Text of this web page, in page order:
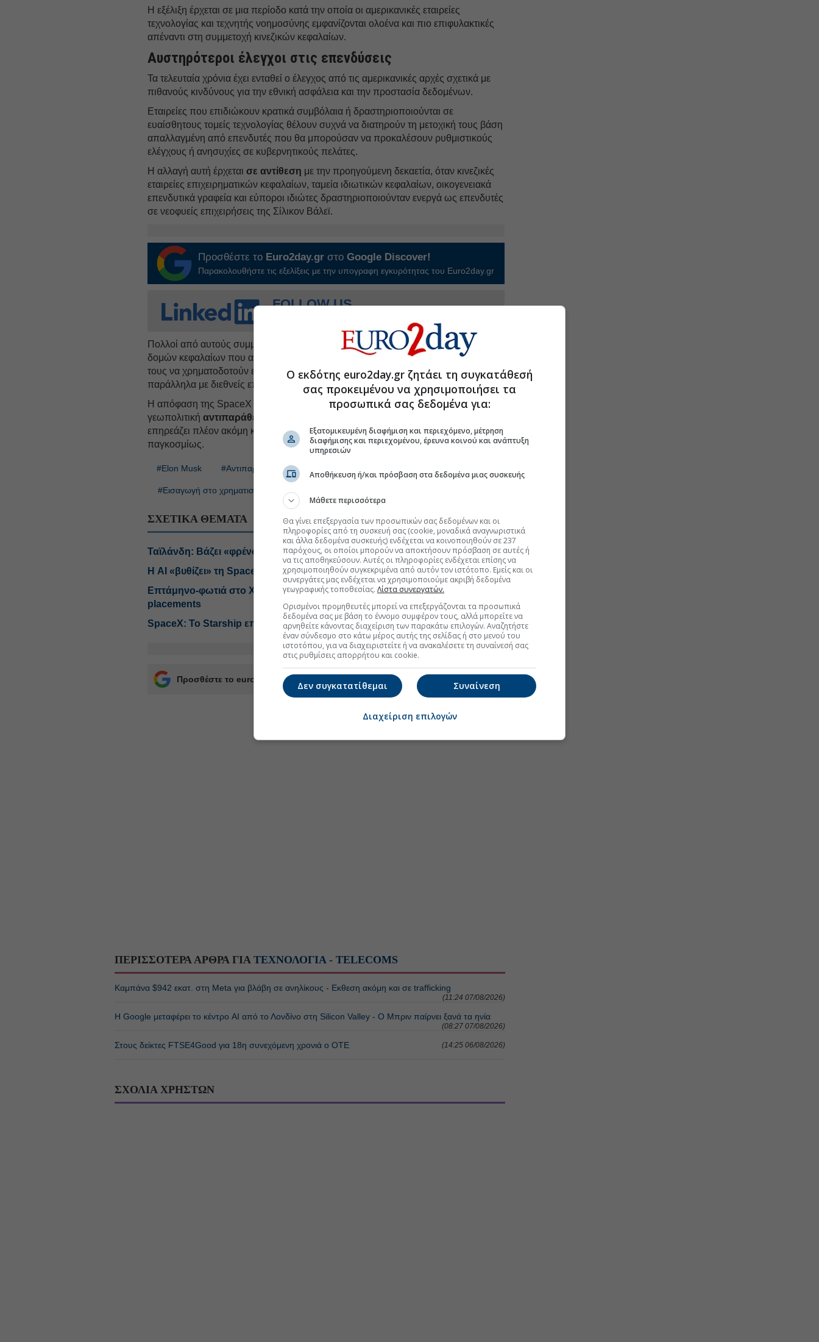
Η εξέλιξη έρχεται σε μια περίοδο κατά την οποία οι αμερικανικές εταιρείες
τεχνολογίας και τεχνητής νοημοσύνης εμφανίζονται ολοένα και πιο επιφυλακτικές
απέναντι στη συμμετοχή κινεζικών κεφαλαίων.
Αυστηρότεροι έλεγχοι στις επενδύσεις
Τα τελευταία χρόνια έχει ενταθεί ο έλεγχος από τις αμερικανικές αρχές σχετικά με
πιθανούς κινδύνους για την εθνική ασφάλεια και την προστασία δεδομένων.
Εταιρείες που επιδιώκουν κρατικά συμβόλαια ή δραστηριοποιούνται σε
ευαίσθητους τομείς τεχνολογίας θέλουν συχνά να διατηρούν τη μετοχική τους βάση
απαλλαγμένη από επενδυτές που θα μπορούσαν να προκαλέσουν ρυθμιστικούς
ελέγχους ή ανησυχίες σε κυβερνητικούς πελάτες.
Η αλλαγή αυτή έρχεταισε αντίθεση με την προηγούμενη δεκαετία, όταν κινεζικές
εταιρείες επιχειρηματικών κεφαλαίων, ταμεία ιδιωτικών κεφαλαίων, οικογενειακά
επενδυτικά γραφεία και εύποροι ιδιώτες δραστηριοποιούνταν ενεργά ως επενδυτές
σε νεοφυείς επιχειρήσεις της Σίλικον Βάλεϊ.
Προσθέστε το Euro2day.gr στοGoogle Discover!
Παρακολουθήστε τις εξελίξεις με την υπογραφη εγκυρότητας του Euro2day.gr
FOLLOW US
Euro2day.gr
Πολλοί από αυτούς συμμετείχαν μέσω υπεράκτιων εταιρειών ειδικού σκοπού και
δομών κεφαλαίων που απέκρυπταν την τελική πηγή των κεφαλαίων, επιτρέποντάς
τους να χρηματοδοτούν εταιρείες τεχνολογίας με υψηλούς ρυθμούς ανάπτυξης
παράλληλα με διεθνείς επενδυτές.
Η απόφαση της SpaceX υπογραμμίζει τη συνεχιζόμενη τεχνολογική και
γεωπολιτικήαντιπαράθεση
επηρεάζει πλέον ακόμη και τις μεγαλύτερες χρηματιστηριακές συναλλαγές
παγκοσμίως.
#Elon Musk #Αντιπαράθεση ΗΠΑ-Κίνας
#Εισαγωγή στο χρηματιστήριο
ΣΧΕΤΙΚΑ ΘΕΜΑΤΑ
Ταϊλάνδη: Βάζει «φρένο» στη SpaceX για τις δορυφορικές τηλεπικοινωνίες
Η AI «βυθίζει» τη SpaceX, πτώση 7% μετά το άλμα στις δαπάνες
Επτάμηνο-φωτιά στο ΧΑ με 8,6 δισ. από ΑΜΚ, IPOs, ομόλογα και
placements
SpaceX: Το Starship επιστρέφει στην εξέδρα εκτόξευσης
Προσθέστε το euro2day.gr στο Discover
ΠΕΡΙΣΣΟΤΕΡΑ ΑΡΘΡΑ ΓΙΑ ΤΕΧΝΟΛΟΓΙΑ - TELECOMS
Καμπάνα $942 εκατ. στη Meta για βλάβη σε ανηλίκους - Εκθεση ακόμη και σε trafficking
(11:24 07/08/2026)
Η Google μεταφέρει το κέντρο AI από το Λονδίνο στη Silicon Valley - Ο Μπριν παίρνει ξανά τα ηνία
(08:27 07/08/2026)
Στους δείκτες FTSE4Good για 18η συνεχόμενη χρονιά ο ΟΤΕ (14:25 06/08/2026)
ΣΧΟΛΙΑ ΧΡΗΣΤΩΝ
Ο εκδότης euro2day.gr ζητάει τη συγκατάθεσή
σας προκειμένου να χρησιμοποιήσει τα
προσωπικά σας δεδομένα για:
Εξατομικευμένη διαφήμιση και περιεχόμενο, μέτρηση
διαφήμισης και περιεχομένου, έρευνα κοινού και ανάπτυξη
υπηρεσιών
Αποθήκευση ή/και πρόσβαση στα δεδομένα μιας συσκευής
Μάθετε περισσότερα
Θα γίνει επεξεργασία των προσωπικών σας δεδομένων και οι
πληροφορίες από τη συσκευή σας (cookie, μοναδικά αναγνωριστικά
και άλλα δεδομένα συσκευής) ενδέχεται να κοινοποιηθούν σε 237
παρόχους, οι οποίοι μπορούν να αποκτήσουν πρόσβαση σε αυτές ή
να τις αποθηκεύσουν. Αυτές οι πληροφορίες ενδέχεται επίσης να
χρησιμοποιηθούν συγκεκριμένα από αυτόν τον ιστότοπο. Εμείς και οι
συνεργάτες μας ενδέχεται να χρησιμοποιούμε ακριβή δεδομένα
γεωγραφικής τοποθεσίας. Λίστα συνεργατών.
Ορισμένοι προμηθευτές μπορεί να επεξεργάζονται τα προσωπικά
δεδομένα σας με βάση το έννομο συμφέρον τους, αλλά μπορείτε να
αρνηθείτε κάνοντας διαχείριση των παρακάτω επιλογών. Αναζητήστε
έναν σύνδεσμο στο κάτω μέρος αυτής της σελίδας ή στο μενού του
ιστοτόπου, για να διαχειριστείτε ή να ανακαλέσετε τη συναίνεσή σας
στις ρυθμίσεις απορρήτου και cookie.
Συναίνεση
Δεν συγκατατίθεμαι
Διαχείριση επιλογών